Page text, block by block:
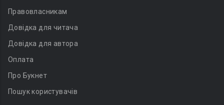
Правовласникам
Довідка для читача
Довідка для автора
Оплата
Про Букнет
Пошук користувачів